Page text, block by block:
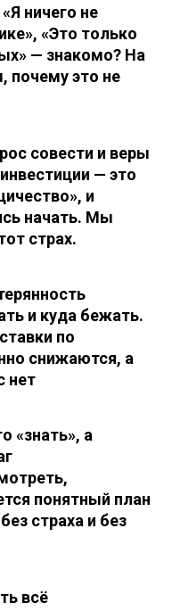
ничего не
«Это только
— знакомо? На
почему это не
совести и веры
— это
и
начать. Мы
страх.
и куда бежать.
по
снижаются, а
нет
«знать», а
понятный план
страха и без
всё